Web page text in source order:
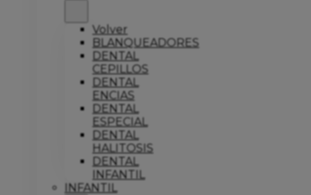
Volver
BLANQUEADORES
DENTAL
CEPILLOS
DENTAL
ENCIAS
DENTAL
ESPECIAL
DENTAL
HALITOSIS
DENTAL
INFANTIL
INFANTIL